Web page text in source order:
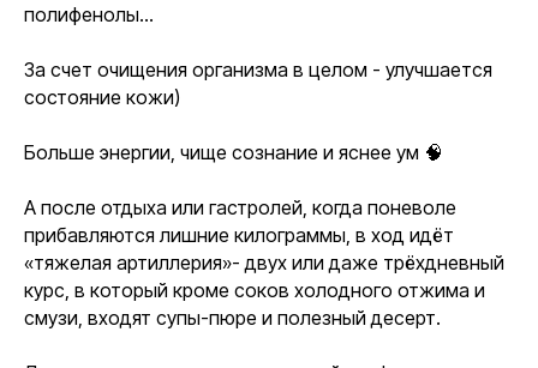
полифенолы…
За счет очищения организма в целом - улучшается
состояние кожи)
Больше энергии, чище сознание и яснее ум 🧠
А после отдыха или гастролей, когда поневоле
прибавляются лишние килограммы, в ход идёт
«тяжелая артиллерия»-двух или даже трёхдневный
курс, в который кроме соков холодного отжима и
смузи, входят супы-пюре и полезный десерт.